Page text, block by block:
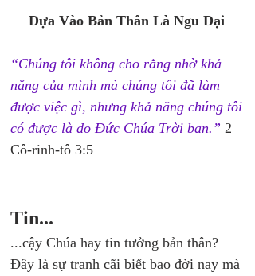
Dựa Vào Bản Thân Là Ngu Dại
“Chúng tôi không cho rằng nhờ khả
năng của mình mà chúng tôi đã làm
được việc gì, nhưng khả năng chúng tôi
có được là do Đức Chúa Trời ban.” 2
Cô-rinh-tô 3:5
Tin...
...cậy Chúa hay tin tưởng bản thân?
Đây là sự tranh cãi biết bao đời nay mà